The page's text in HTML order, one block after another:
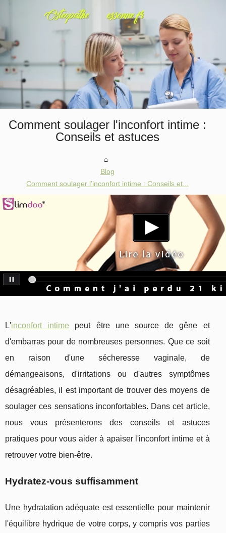
Comment soulager l'inconfort intime :
Conseils et astuces
Blog
Comment soulager l'inconfort intime : Conseils et...
L'inconfort intime peut être une source de gêne et
d'embarras pour de nombreuses personnes. Que ce soit
en raison d'une sécheresse vaginale, de
démangeaisons, d'irritations ou d'autres symptômes
désagréables, il est important de trouver des moyens de
soulager ces sensations inconfortables. Dans cet article,
nous vous présenterons des conseils et astuces
pratiques pour vous aider à apaiser l'inconfort intime et à
retrouver votre bien-être.
Hydratez-vous suffisamment
Une hydratation adéquate est essentielle pour maintenir
l'équilibre hydrique de votre corps, y compris vos parties